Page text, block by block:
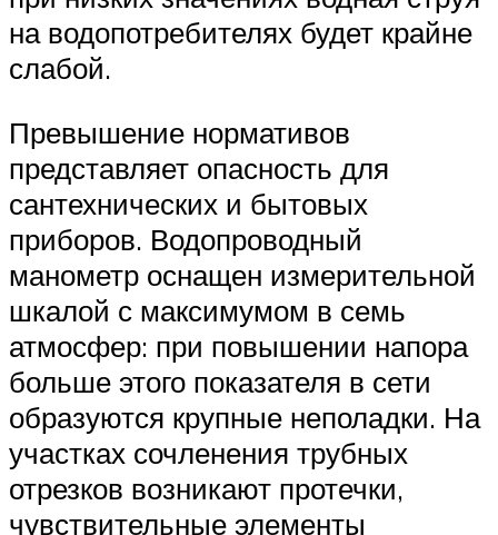
на водопотребителях будет крайне
слабой.
Превышение нормативов
представляет опасность для
сантехнических и бытовых
приборов. Водопроводный
манометр оснащен измерительной
шкалой с максимумом в семь
атмосфер: при повышении напора
больше этого показателя в сети
образуются крупные неполадки. На
участках сочленения трубных
отрезков возникают протечки,
чувствительные элементы